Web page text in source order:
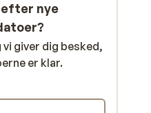
nye
giver dig besked,
er klar.